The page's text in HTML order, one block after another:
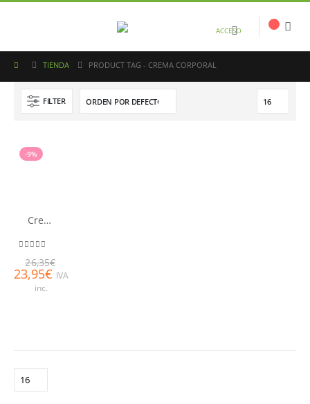
ACCESO
TIENDA PRODUCT TAG - CREMA CORPORAL
FILTER
-9%
Crema Remodeladora Corporal LQ
26,35€
23,95€ IVA
inc.